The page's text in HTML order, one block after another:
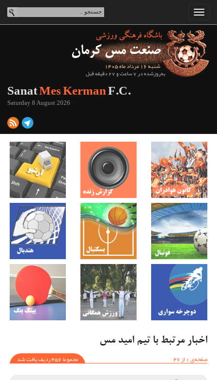
شنبه 16 مرداد ماه 1405
به‌روزشده در 7 ساعت و 27 دقیقه قبل
SanatMes KermanF.C.
Saturday 8 August 2026
اخبار مرتبط با تیم امید مس
صفحه‌ی 1 از 46
مجموعا 456 ردیف یافت شد